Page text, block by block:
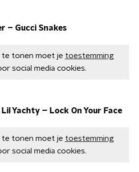
– Gucci Snakes
te tonen moet je toestemming
social media cookies.
Yachty – Lock On Your Face
te tonen moet je toestemming
social media cookies.